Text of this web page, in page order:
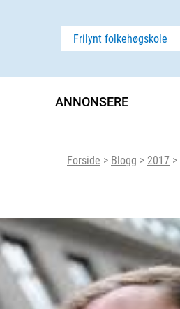
Frilynt folkehøgskole
Forside > Blogg > 2017 >
ANNONSERE